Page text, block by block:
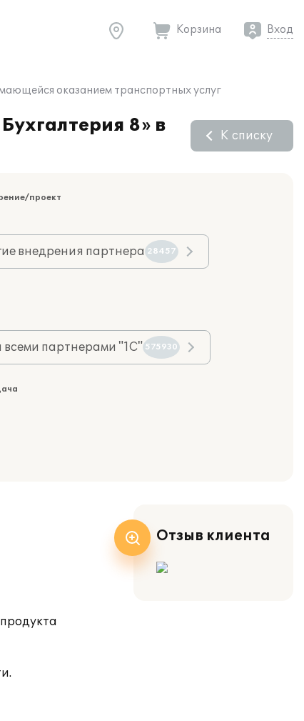
Корзина Вход
оказанием транспортных услуг
8» в
К списку
проект
внедрения партнера 28457
партнерами "1С" 575930
Отзыв клиента